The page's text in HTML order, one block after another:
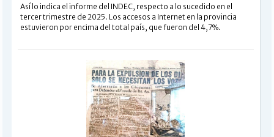
Así lo indica el informe del INDEC, respecto a lo sucedido en el
tercer trimestre de 2025. Los accesos a Internet en la provincia
estuvieron por encima del total país, que fueron del 4,7%.